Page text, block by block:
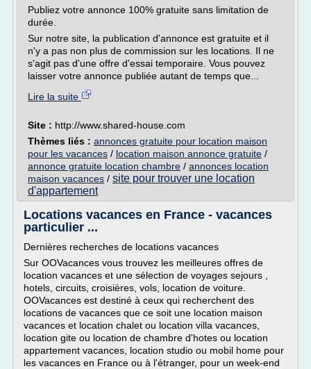
Publiez votre annonce 100% gratuite sans limitation de
durée.
Sur notre site, la publication d'annonce est gratuite et il
n'y a pas non plus de commission sur les locations. Il ne
s'agit pas d'une offre d'essai temporaire. Vous pouvez
laisser votre annonce publiée autant de temps que...
Lire la suite
Site : http://www.shared-house.com
Thèmes liés : annonces gratuite pour location maison
pour les vacances / location maison annonce gratuite /
annonce gratuite location chambre / annonces location
maison vacances / site pour trouver une location
d'appartement
Locations vacances en France - vacances
particulier ...
Dernières recherches de locations vacances
Sur OOVacances vous trouvez les meilleures offres de
location vacances et une sélection de voyages sejours ,
hotels, circuits, croisières, vols, location de voiture.
OOVacances est destiné à ceux qui recherchent des
locations de vacances que ce soit une location maison
vacances et location chalet ou location villa vacances,
location gite ou location de chambre d'hotes ou location
appartement vacances, location studio ou mobil home pour
les vacances en France ou à l'étranger, pour un week-end